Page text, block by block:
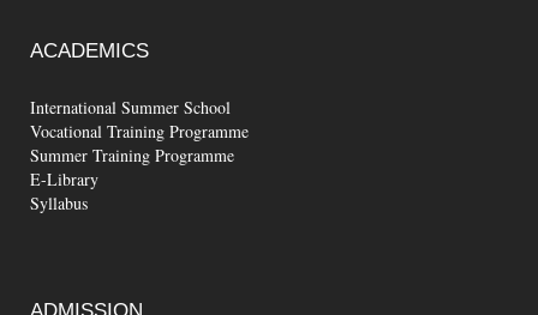
ACADEMICS
International Summer School
Vocational Training Programme
Summer Training Programme
E-Library
Syllabus